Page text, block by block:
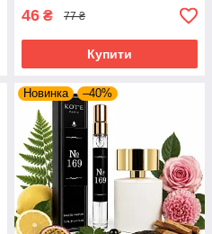
46 ₴ 77 ₴
Купити
Новинка –40%